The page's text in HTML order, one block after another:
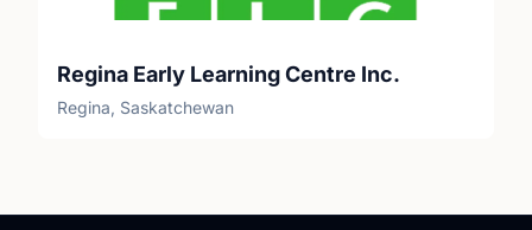
Regina Early Learning Centre Inc.
Regina, Saskatchewan